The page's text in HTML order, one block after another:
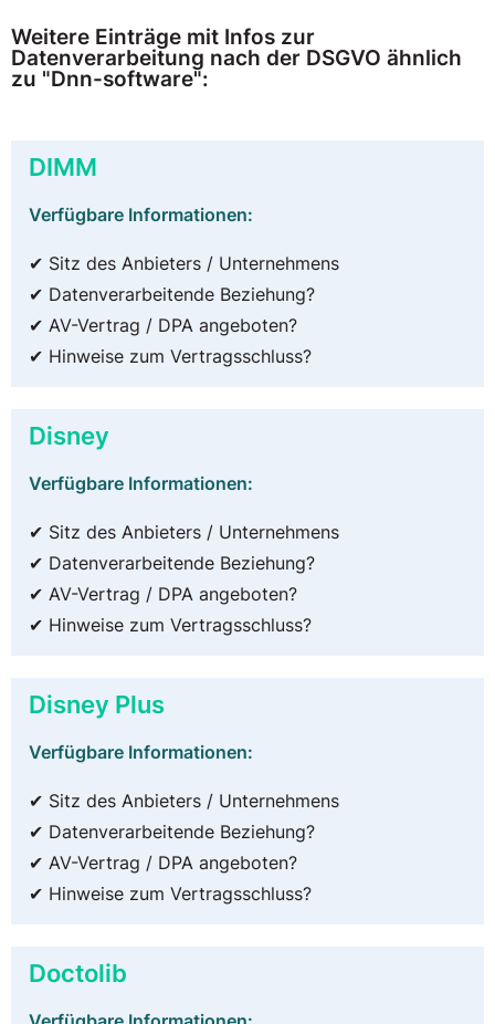
Weitere Einträge mit Infos zur
Datenverarbeitung nach der DSGVO ähnlich
zu "Dnn-software":
DIMM
Verfügbare Informationen:
✔ Sitz des Anbieters / Unternehmens
✔ Datenverarbeitende Beziehung?
✔ AV-Vertrag / DPA angeboten?
✔ Hinweise zum Vertragsschluss?
Disney
Verfügbare Informationen:
✔ Sitz des Anbieters / Unternehmens
✔ Datenverarbeitende Beziehung?
✔ AV-Vertrag / DPA angeboten?
✔ Hinweise zum Vertragsschluss?
Disney Plus
Verfügbare Informationen:
✔ Sitz des Anbieters / Unternehmens
✔ Datenverarbeitende Beziehung?
✔ AV-Vertrag / DPA angeboten?
✔ Hinweise zum Vertragsschluss?
Doctolib